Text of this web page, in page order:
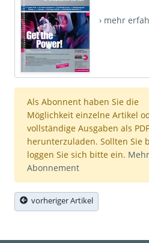
› mehr
Als Abonnent haben Sie die
Möglichkeit einzelne Artikel
vollständige Ausgaben als
herunterzuladen. Sollten Sie
loggen Sie sich bitte ein.
Abonnement
vorheriger Artikel